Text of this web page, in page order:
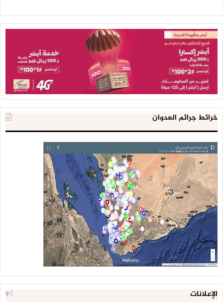
خرائط جرائم العدوان
الإعلانات